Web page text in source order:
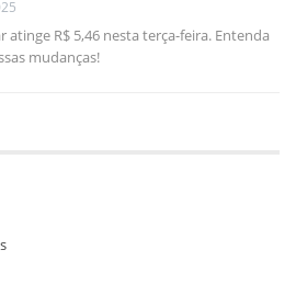
atinge R$ 5,46 nesta terça-feira. Entenda
mudanças!